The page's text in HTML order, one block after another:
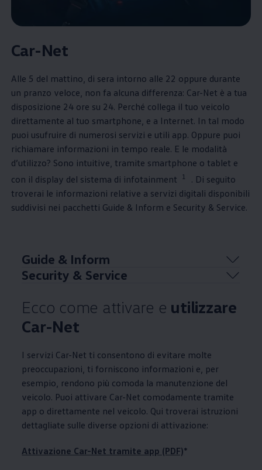
Car-Net
Alle 5 del mattino, di sera intorno alle 22 oppure durante
un pranzo veloce, non fa alcuna differenza: Car-Net è a tua
disposizione 24 ore su 24. Perché collega il tuo veicolo
direttamente al tuo smartphone, e a Internet. In tal modo
puoi usufruire di numerosi servizi e utili app. Oppure puoi
richiamare informazioni in tempo reale. E le modalità
d’utilizzo? Sono intuitive, tramite smartphone o tablet e
con il display del sistema di infotainment
1
. Di seguito
troverai le informazioni relative a servizi digitali disponibili
suddivisi nei pacchetti Guide & Inform e Security & Service.
Guide & Inform
Security & Service
Ecco come attivare e utilizzare
Car-Net
I servizi Car-Net ti consentono di evitare molte
preoccupazioni, ti forniscono informazioni e, per
esempio, rendono più comoda la manutenzione del
veicolo. Puoi attivare Car-Net comodamente tramite
app o direttamente nel veicolo. Qui troverai istruzioni
dettagliate sulle diverse opzioni di attivazione:
Attivazione Car-Net tramite app (PDF)*